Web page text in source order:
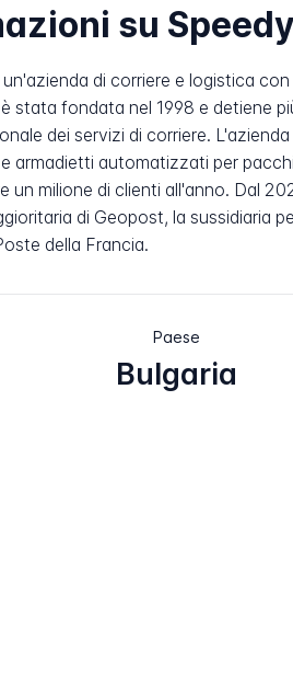
su Speedy
di corriere e logistica
stata fondata nel 1998 e detiene
dei servizi di corriere.
armadietti automatizzati per
un milione di clienti all'anno. Dal
di Geopost, la sussidiaria
della Francia.
Paese
Bulgaria